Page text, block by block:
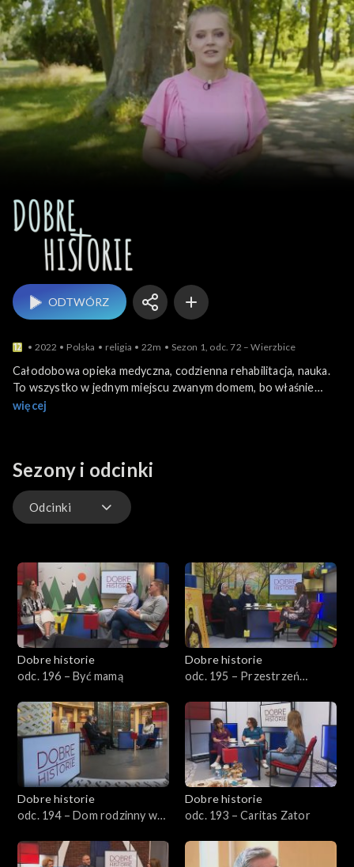
Dobre historie
ODTWÓRZ
2022 Polska religia 22m Sezon 1, odc. 72 – Wierzbice
Całodobowa opieka medyczna, codzienna rehabilitacja, nauka.
To wszystko w jednym miejscu zwanym domem, bo właśnie
takie jest założenie Zakładu Opiekuńczo-Leczniczego dla
więcej
Sezony i odcinki
Odcinki
Dobre historie
odc. 196 – Być mamą
Dobre historie
odc. 195 – Przestrzeń
Dobre historie
odc. 194 – Dom rodzinny w
Dobre historie
odc. 193 – Caritas Zator